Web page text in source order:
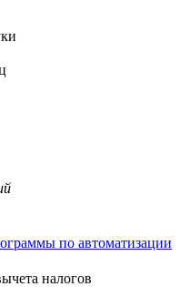
по автоматизации
налогов